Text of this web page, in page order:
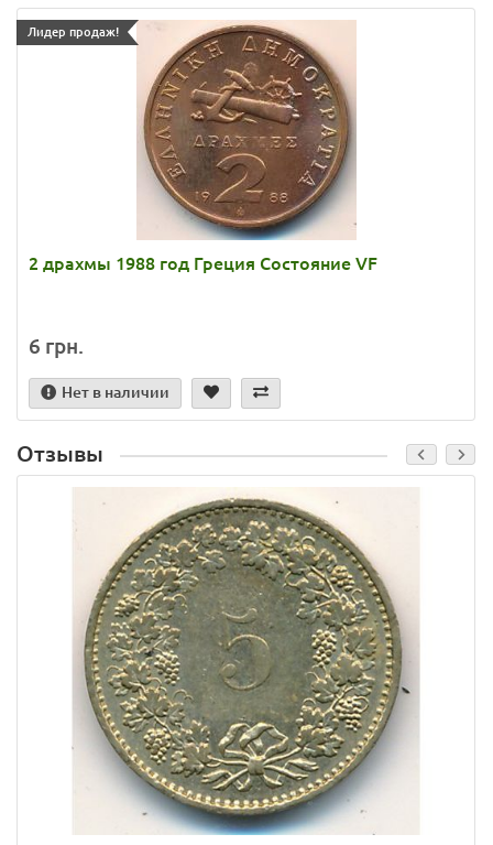
Лидер продаж!
2 драхмы 1988 год Греция Состояние VF
6 грн.
Нет в наличии
Отзывы